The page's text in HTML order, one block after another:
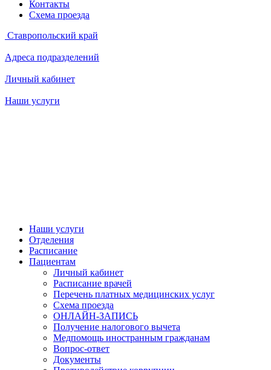
Контакты
Схема проезда
Ставропольский край
Адреса подразделений
Личный кабинет
Наши услуги
Наши услуги
Отделения
Расписание
Пациентам
Личный кабинет
Расписание врачей
Перечень платных медицинских услуг
Схема проезда
ОНЛАЙН-ЗАПИСЬ
Получение налогового вычета
Медпомощь иностранным гражданам
Вопрос-ответ
Документы